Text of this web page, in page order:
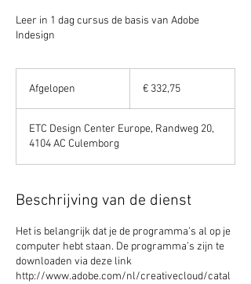
Leer in 1 dag cursus de basis van Adobe
Indesign
Afgelopen
e
l
o
e
n
€ 332,75
ETC Design Center Europe, Randweg 20,
4104 AC Culemborg
Beschrijving van de dienst
Het is belangrijk dat je de programma’s al op je
computer hebt staan. De programma’s zijn te
downloaden via deze link
http://www.adobe.com/nl/creativecloud/catal